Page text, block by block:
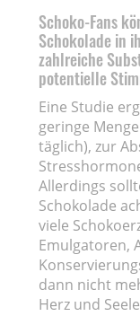
Schoko-Fans
Schokolade in
zahlreiche
potentielle
Eine Studie
geringe
täglich), zur
Allerdings
Schokolade
viele
Emulgatoren,
dann nicht
Herz und